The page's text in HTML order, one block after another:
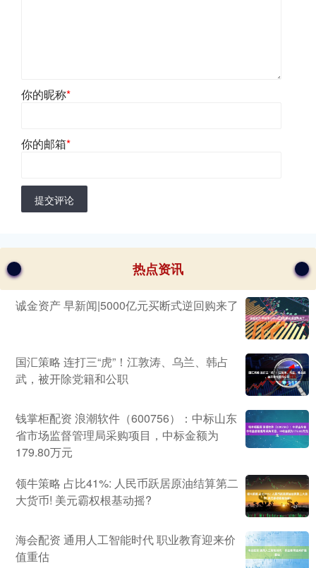
你的昵称*
你的邮箱*
提交评论
热点资讯
诚金资产 早新闻|5000亿元买断式逆回购来了
国汇策略 连打三“虎”！江敦涛、乌兰、韩占
武，被开除党籍和公职
钱掌柜配资 浪潮软件（600756）：中标山东
省市场监督管理局采购项目，中标金额为
179.80万元
领牛策略 占比41%: 人民币跃居原油结算第二
大货币! 美元霸权根基动摇?
海会配资 通用人工智能时代 职业教育迎来价
值重估